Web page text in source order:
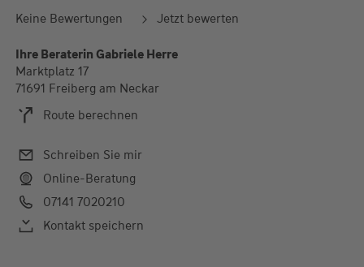
Keine Bewertungen Jetzt bewerten
Ihre Beraterin Gabriele Herre
Marktplatz 17
71691 Freiberg am Neckar
Route berechnen
Schreiben Sie mir
Online-Beratung
07141 7020210
Kontakt speichern